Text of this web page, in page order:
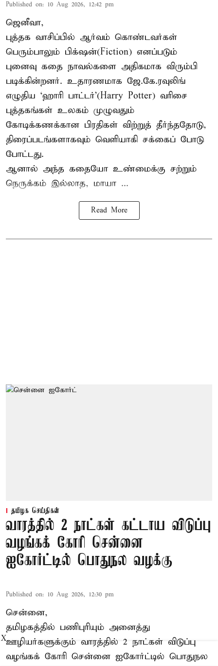
Published on: 10 Aug 2026, 12:42 pm
ஜெனீவா,
புத்தக வாசிப்பில் ஆர்வம் கொண்டவர்கள்
பெரும்பாலும் பிக்‌ஷன்(Fiction) எனப்படும்
புனைவு கதை நாவல்களை அதிகமாக விரும்பி
படிக்கின்றனர். உதாரணமாக ஜே.கே.ரவுலிங்
எழுதிய ‘ஹாரி பாட்டர்’(Harry Potter) வரிசை
புத்தகங்கள் உலகம் முழுவதும்
கோடிக்கணக்கான பிரதிகள் விற்றுத் தீர்ந்ததோடு,
திரைப்படங்களாகவும் வெளியாகி சக்கைப் போடு
போட்டது.
ஆனால் அந்த கதையோ உண்மைக்கு சற்றும்
நெருக்கம் இல்லாத, மாயா ...
Read More
தமிழக செய்திகள்
வாரத்தில் 2 நாட்கள் கட்டாய விடுப்பு
வழங்கக் கோரி சென்னை
ஐகோர்ட்டில் பொதுநல வழக்கு
Published on: 10 Aug 2026, 12:30 pm
சென்னை,
தமிழகத்தில் பணிபுரியும் அனைத்து
ஊழியர்களுக்கும் வாரத்தில் 2 நாட்கள் விடுப்பு
வழங்கக் கோரி சென்னை ஐகோர்ட்டில் பொதுநல
X